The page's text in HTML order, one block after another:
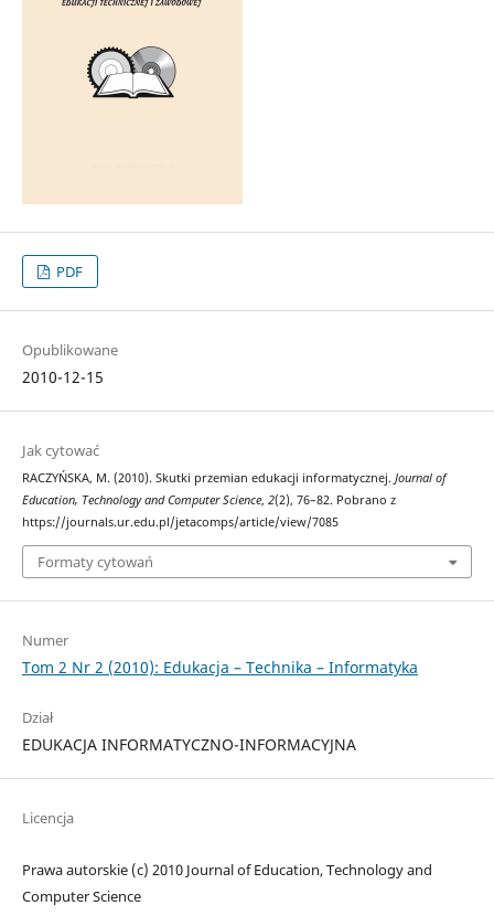
PDF
Opublikowane
2010-12-15
Jak cytować
RACZYŃSKA, M. (2010). Skutki przemian edukacji informatycznej. Journal of
Education, Technology and Computer Science, 2(2), 76–82. Pobrano z
https://journals.ur.edu.pl/jetacomps/article/view/7085
Formaty cytowań
Numer
Tom 2 Nr 2 (2010): Edukacja – Technika – Informatyka
Dział
EDUKACJA INFORMATYCZNO-INFORMACYJNA
Licencja
Prawa autorskie (c) 2010 Journal of Education, Technology and
Computer Science